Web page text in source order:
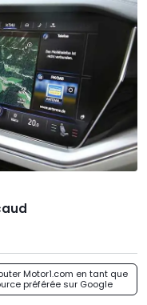
Motor1.com en tant que
préférée sur Google